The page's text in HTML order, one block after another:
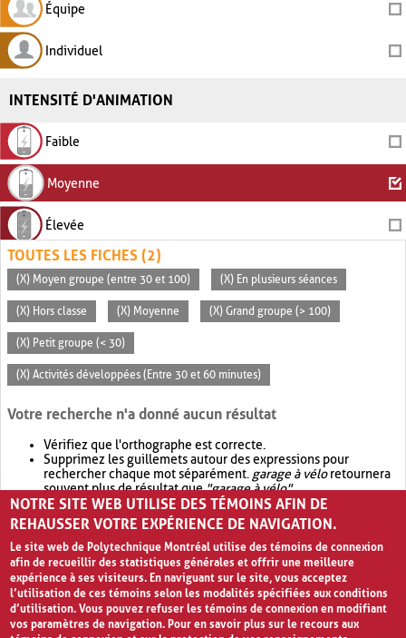
Équipe
Individuel
INTENSITÉ D'ANIMATION
Faible
Moyenne
Élevée
TOUTES LES FICHES (2)
(X) Moyen groupe (entre 30 et 100) (X) En plusieurs séances
(X) Hors classe (X) Moyenne (X) Grand groupe (> 100)
(X) Petit groupe (< 30)
(X) Activités développées (Entre 30 et 60 minutes)
Votre recherche n'a donné aucun résultat
Vérifiez que l'orthographe est correcte.
Supprimez les guillemets autour des expressions pour
rechercher chaque mot séparément. garage à véloretournera
souvent plus de résultat que"garage à vélo".
Envisagez d'élargir votre recherche avec OR.garage OR vélo
retournera souvent plus de résultat quegarage à vélo
NOTRE SITE WEB UTILISE DES TÉMOINS AFIN DE
REHAUSSER VOTRE EXPÉRIENCE DE NAVIGATION.
Le site web de Polytechnique Montréal utilise des témoins de connexion
afin de recueillir des statistiques générales et offrir une meilleure
expérience à ses visiteurs. En naviguant sur le site, vous acceptez
l’utilisation de ces témoins selon les modalités spécifiées aux conditions
d’utilisation. Vous pouvez refuser les témoins de connexion en modifiant
vos paramètres de navigation. Pour en savoir plus sur le recours aux